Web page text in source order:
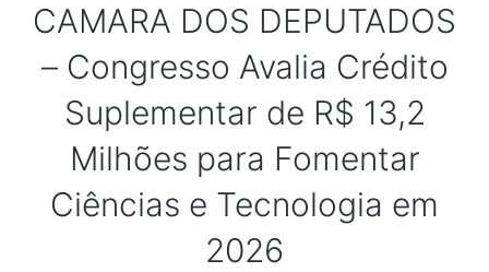
CAMARA DOS DEPUTADOS
– Congresso Avalia Crédito
Suplementar de R$ 13,2
Milhões para Fomentar
Ciências e Tecnologia em
2026